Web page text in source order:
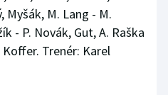
Myšák, M. Lang - M.
- P. Novák, Gut, A. Raška
Koffer. Trenér: Karel